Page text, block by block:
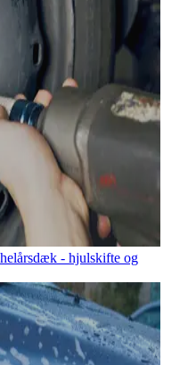
- hjulskifte og